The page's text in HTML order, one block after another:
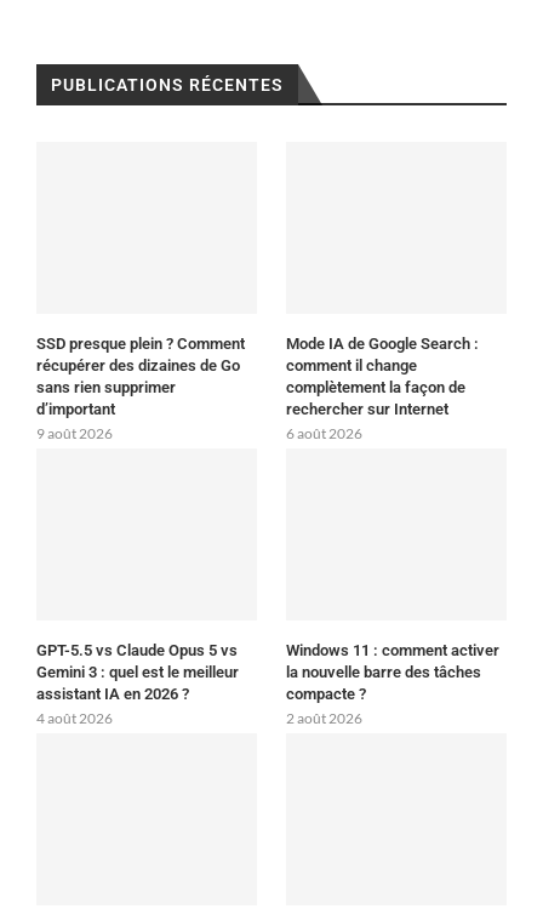
PUBLICATIONS RÉCENTES
SSD presque plein ? Comment
récupérer des dizaines de Go
sans rien supprimer
d’important
9 août 2026
Mode IA de Google Search :
comment il change
complètement la façon de
rechercher sur Internet
6 août 2026
GPT-5.5 vs Claude Opus 5 vs
Gemini 3 : quel est le meilleur
assistant IA en 2026 ?
4 août 2026
Windows 11 : comment activer
la nouvelle barre des tâches
compacte ?
2 août 2026